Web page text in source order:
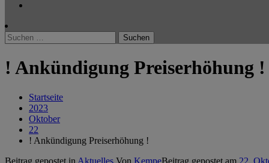
Suchen
nach:
! Ankündigung Preiserhöhung !
Startseite
2023
Oktober
22
! Ankündigung Preiserhöhung !
Beitrag gepostet in Aktuelles Von KempeBeitrag gepostet am 22.